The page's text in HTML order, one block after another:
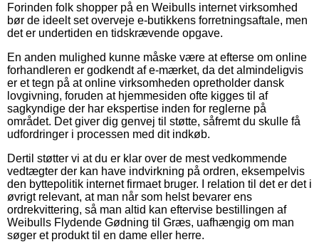
Forinden folk shopper på en Weibulls internet virksomhed
bør de ideelt set overveje e-butikkens forretningsaftale, men
det er undertiden en tidskrævende opgave.
En anden mulighed kunne måske være at efterse om online
forhandleren er godkendt af e-mærket, da det almindeligvis
er et tegn på at online virksomheden opretholder dansk
lovgivning, foruden at hjemmesiden ofte kigges til af
sagkyndige der har ekspertise inden for reglerne på
området. Det giver dig genvej til støtte, såfremt du skulle få
udfordringer i processen med dit indkøb.
Dertil støtter vi at du er klar over de mest vedkommende
vedtægter der kan have indvirkning på ordren, eksempelvis
den byttepolitik internet firmaet bruger. I relation til det er det i
øvrigt relevant, at man når som helst bevarer ens
ordrekvittering, så man altid kan eftervise bestillingen af
Weibulls Flydende Gødning til Græs, uafhængig om man
søger et produkt til en dame eller herre.